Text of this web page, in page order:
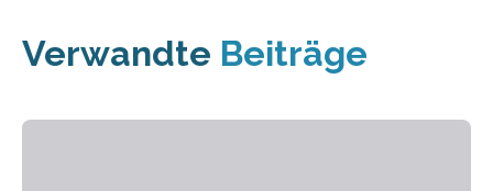
Verwandte Beiträge